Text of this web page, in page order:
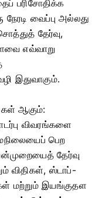
பரிசோதிக்க
வைப்பு அல்லது
தேர்வு,
எவ்வாறு
இதுவாகும்.
ஆகும்:
விவரங்களை
பெற
தேர்வு
விதிகள், ஸ்டாப்-
மற்றும் இயங்குதள